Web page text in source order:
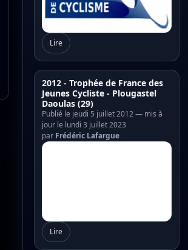
Lire
2012 - Trophée de France des
Jeunes Cycliste - Plougastel
Daoulas (29)
Publié le jeudi 5 juillet 2012 — mis à
jour le lundi 3 juillet 2023
par Frédéric Lafargue
Lire